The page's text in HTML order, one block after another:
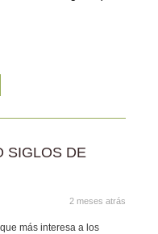
SIGLOS DE
2 meses atrás
más interesa a los